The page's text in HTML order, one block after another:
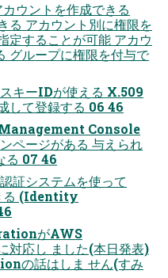
ウントを作成できる
る アカウント別に権限を
定することが可能 アカウ
グループに権限を付与で
キーIDが使える X.509
して登録する 06 46
Console
ページがある 与えられ
る 07 46
証システムを使って
る (Identity
がAWS
応し ました(本日発表)
の話はしま せん(すみ